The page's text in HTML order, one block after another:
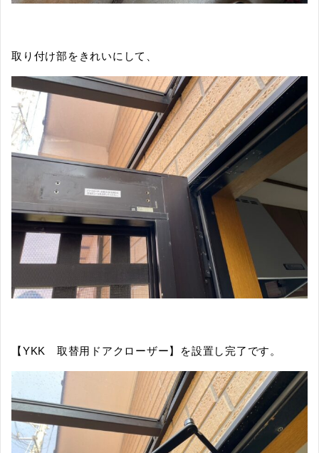
取り付け部をきれいにして、
【YKK 取替用ドアクローザー】を設置し完了です。